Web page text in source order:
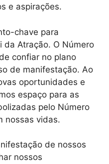
e aspirações.
chave para
da Atração. O Número
confiar no plano
de manifestação. Ao
oportunidades e
espaço para as
pelo Número
nossas vidas.
de nossos
nossos